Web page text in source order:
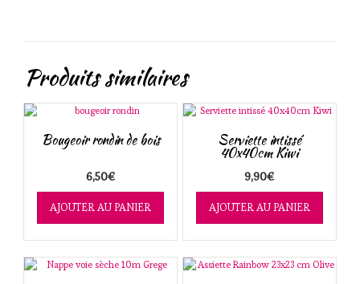
Produits similaires
Bougeoir rondin de bois
6,50€
AJOUTER AU PANIER
Serviette intissé
40x40cm Kiwi
9,90€
AJOUTER AU PANIER